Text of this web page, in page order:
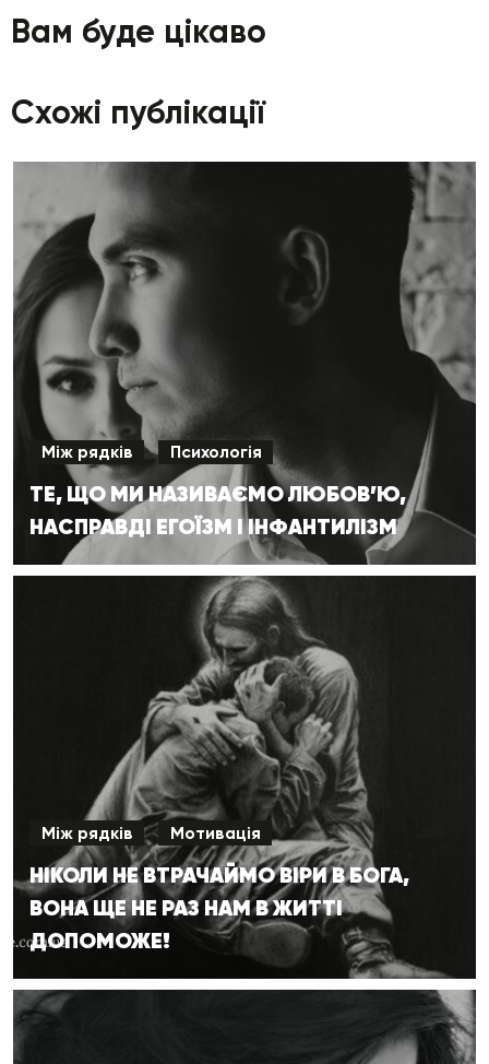
Вам буде цікаво
Схожі публікації
Між рядків Психологія
ТЕ, ЩО МИ НАЗИВАЄМО ЛЮБОВ’Ю,
НАСПРАВДІ ЕГОЇЗМ І ІНФАНТИЛІЗМ
Між рядків Мотивація
НІКОЛИ НЕ ВТРАЧАЙМО ВІРИ В БОГА,
ВОНА ЩЕ НЕ РАЗ НАМ В ЖИТТІ
ДОПОМОЖЕ!